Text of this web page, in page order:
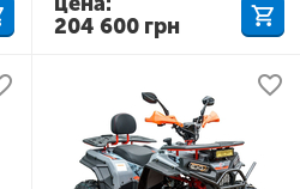
204 600 грн